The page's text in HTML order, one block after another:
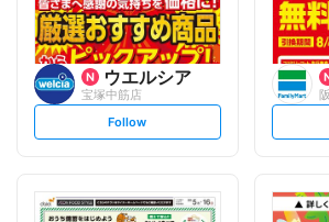
ウエルシア
宝塚中筋店
s
t
o
w
Follow